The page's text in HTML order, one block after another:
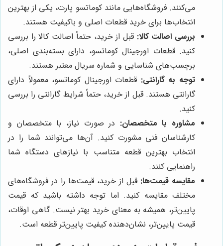
می‌کنند. فروشگاه‌هایی مانند کوماتسو پارت، یکی از بهترین
انتخاب‌ها برای خرید قطعات اصلی و باکیفیت هستند.
بررسی اصالت کالا: قبل از خرید، حتماً اصالت کالا را بررسی
کنید. قطعات اورجینال کوماتسو، دارای بسته‌بندی اصلی،
برچسب‌های شناسایی و شماره سریال معتبر هستند.
توجه به گارانتی: قطعات اورجینال کوماتسو، معمولاً دارای
گارانتی هستند. قبل از خرید، حتماً شرایط گارانتی را بررسی
کنید.
مشاوره با متخصصان: در صورت نیاز، با متخصصان و
کارشناسان فنی مشورت کنید. آن‌ها می‌توانند شما را در
انتخاب بهترین قطعه متناسب با نیازهای دستگاه شما
راهنمایی کنند.
مقایسه قیمت‌ها: قبل از خرید، قیمت‌ها را در فروشگاه‌های
مختلف مقایسه کنید. اما توجه داشته باشید که قیمت
پایین‌تر، همیشه به معنای خرید بهتر نیست. گاهی اوقات،
قیمت پایین‌تر، نشان‌دهنده کیفیت پایین‌تر قطعه است.